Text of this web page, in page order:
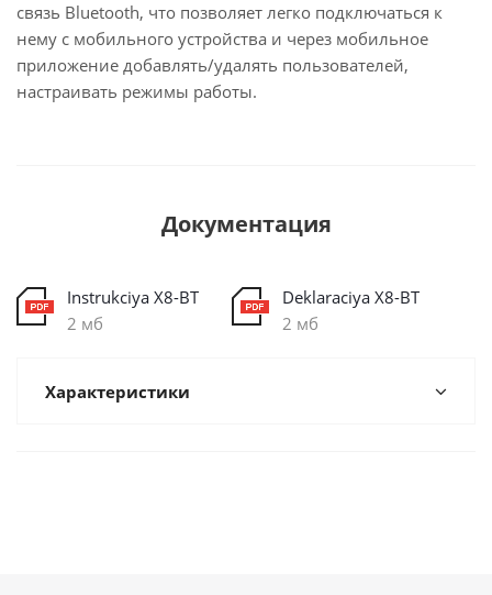
связь Bluetooth, что позволяет легко подключаться к
нему с мобильного устройства и через мобильное
приложение добавлять/удалять пользователей,
настраивать режимы работы.
Документация
Instrukciya X8-BT
2 мб
Deklaraciya X8-BT
2 мб
Характеристики